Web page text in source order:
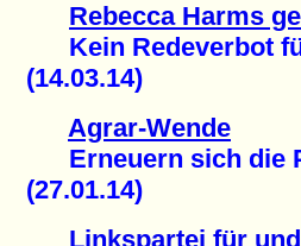
Rebecca Harms
Kein Redeverbot
(14.03.14)
Agrar-Wende
Erneuern sich die
(27.01.14)
Linkspartei für und